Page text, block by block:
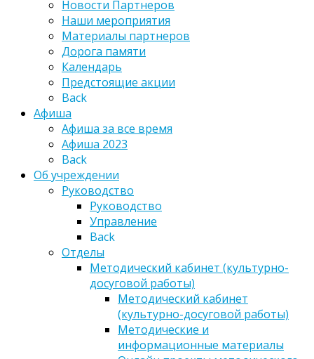
Новости Партнеров
Наши мероприятия
Материалы партнеров
Дорога памяти
Календарь
Предстоящие акции
Back
Афиша
Афиша за все время
Афиша 2023
Back
Об учреждении
Руководство
Руководство
Управление
Back
Отделы
Методический кабинет (культурно-
досуговой работы)
Методический кабинет
(культурно-досуговой работы)
Методические и
информационные материалы